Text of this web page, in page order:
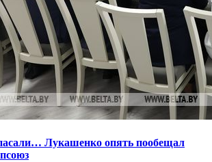
Лукашенко опять пообещал